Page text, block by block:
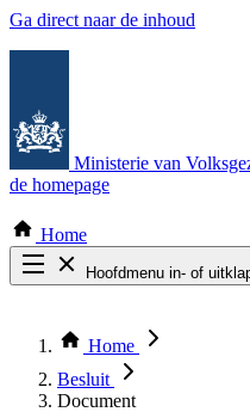
Ga direct naar de inhoud
Ministerie van
de homepage
Home
Hoofdmenu in- of
Thema COVID-19
Bekijk per bestuursorgaan
Home
Besluit
Document